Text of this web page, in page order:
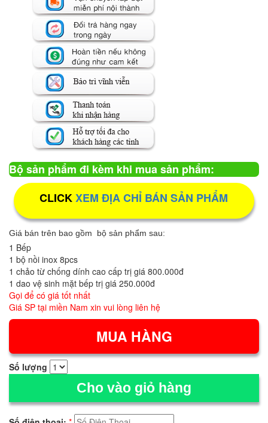
Bộ sản phẩm đi kèm khi mua sản phẩm:
CLICKXEM ĐỊA CHỈ BÁN SẢN PHẨM
Giá bán trên bao gồm bộ sản phẩm sau:
1 Bếp
1 bộ nồi inox 8pcs
1 chảo từ chống dính cao cấp trị giá 800.000đ
1 dao vệ sinh mặt bếp trị giá 250.000đ
Gọi để có giá tốt nhất
Giá SP tại miền Nam xin vui lòng liên hệ
Số lượng
Cho vào giỏ hàng